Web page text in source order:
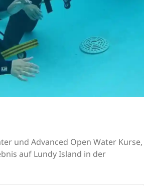
und Advanced Open Water Kurse,
auf Lundy Island in der